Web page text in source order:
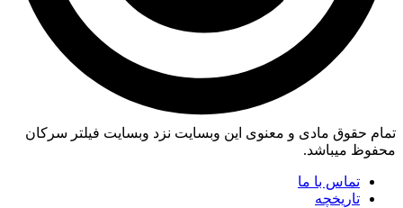
تمام حقوق مادی و معنوی این وبسایت نزد وبسایت فیلتر سرکان
محفوظ میباشد.
تماس با ما
تاریخچه